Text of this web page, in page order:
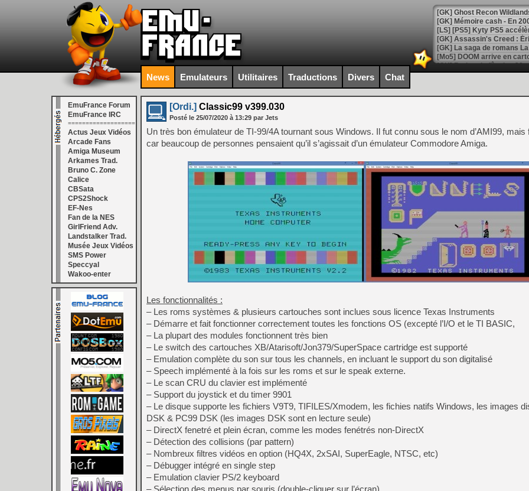
[Mo5] DOOM arrive en
[GK] Bethesda fête les 30
[GK] Roblox : l'action en
[GK] Agenda - GeForce
[LS] [PS5] ps5-y2jb-
[GK] Pourquoi Marvel
[GK] Test : Restory : Chill
[GK] GTA 6 : Rockstar
[GK] Hot Wheels Infinite
[GK] Mémoire cash -
[GK] Résultats Nintendo :
[GK] Déjà des
[Mo5] Brickboy cherche à
[GK] Minecraft et ses «
[GK] Beast of
[GK] Ubisoft : fin de partie
[GK] Mémoire cash -
[GK] Dan Houser (GTA)
[GK] Comment EA Sports
[GK] Crimson Moon : un
[GK] Isle of Reveries : le
[GK] Moonlighter 2 : The
[GK] Capcom relance
[Mo5] Deux inédits du
[GK] Le beat'em up The
[GK] Endless Legend 2 :
[LS] [PS5] Premiers
News Emulateurs Utilitaires Traductions Divers Chat
EmuFrance Forum
EmuFrance IRC
===================
Actus Jeux Vidéos
Arcade Fans
Amiga Museum
Arkames Trad.
Bruno C. Zone
Calice
CBSata
CPS2Shock
EF-Nes
Fan de la NES
GirlFriend Adv.
Landstalker Trad.
Musée Jeux Vidéos
SMS Power
Speccyal
Wakoo-enter
[Ordi.] Classic99 v399.030
Posté le 25/07/2020 à 13:29 par Jets
Un très bon émulateur de TI-99/4A tournant sous Windows. Il fut connu sous le nom d’AMI99, mais
car beaucoup de personnes pensaient qu’il s’agissait d’un émulateur Commodore Amiga.
Les fonctionnalités :
– Les roms systèmes & plusieurs cartouches sont inclues sous licence Texas Instruments
– Démarre et fait fonctionner correctement toutes les fonctions OS (excepté l’I/O et le TI BASIC,
– La plupart des modules fonctionnent très bien
– Le switch des cartouches XB/Atarisoft/Jon379/SuperSpace cartridge est supporté
– Emulation complète du son sur tous les channels, en incluant le support du son digitalisé
– Speech implémenté à la fois sur les roms et sur le speak externe.
– Le scan CRU du clavier est implémenté
– Support du joystick et du timer 9901
– Le disque supporte les fichiers V9T9, TIFILES/Xmodem, les fichies natifs Windows, les images
DSK & PC99 DSK (les images DSK sont en lecture seule)
– DirectX fenetré et plein écran, comme les modes fenétrés non-DirectX
– Détection des collisions (par pattern)
– Nombreux filtres vidéos en option (HQ4X, 2xSAI, SuperEagle, NTSC, etc)
– Débugger intégré en single step
– Emulation clavier PS/2 keyboard
– Sélection des menus par souris (double-cliquer sur l’écran)